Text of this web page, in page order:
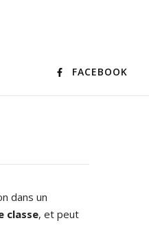
FACEBOOK
dans un
classe, et peut